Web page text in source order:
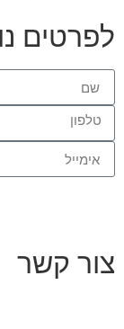
לפרטים
צור קשר